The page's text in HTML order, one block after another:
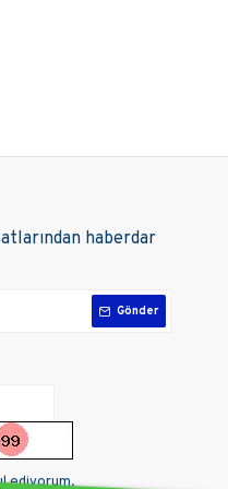
haberdar
Gönder
ediyorum.